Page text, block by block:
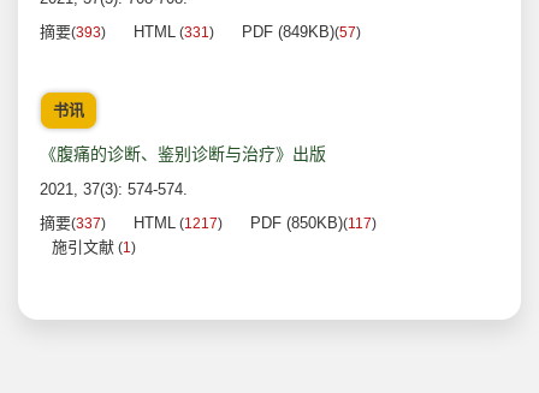
摘要(393) HTML (331) PDF (849KB)(57)
书讯
《腹痛的诊断、鉴别诊断与治疗》出版
2021, 37(3): 574-574.
摘要(337) HTML (1217) PDF (850KB)(117)
施引文献 (1)